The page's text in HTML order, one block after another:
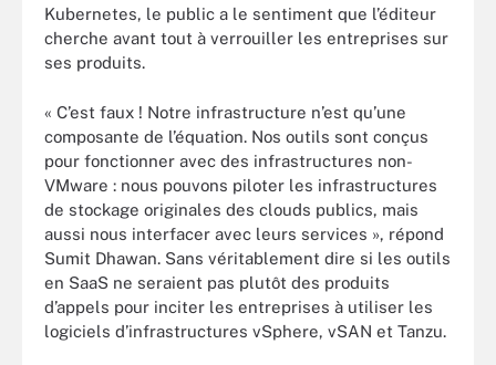
Kubernetes, le public a le sentiment que l’éditeur
cherche avant tout à verrouiller les entreprises sur
ses produits.
« C’est faux ! Notre infrastructure n’est qu’une
composante de l’équation. Nos outils sont conçus
pour fonctionner avec des infrastructures non-
VMware : nous pouvons piloter les infrastructures
de stockage originales des clouds publics, mais
aussi nous interfacer avec leurs services », répond
Sumit Dhawan. Sans véritablement dire si les outils
en SaaS ne seraient pas plutôt des produits
d’appels pour inciter les entreprises à utiliser les
logiciels d’infrastructures vSphere, vSAN et Tanzu.